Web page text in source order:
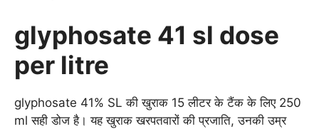
glyphosate 41 sl dose
per litre
glyphosate 41% SL की खुराक 15 लीटर के टैंक के लिए 250
ml सही डोज है। यह खुराक खरपतवारों की प्रजाति, उनकी उम्र